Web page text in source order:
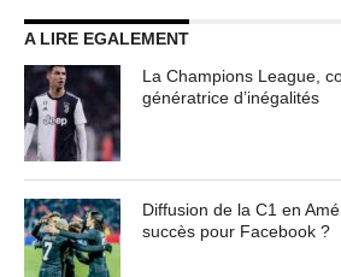
A LIRE EGALEMENT
La Champions League,
génératrice d’inégalités
Diffusion de la C1 en
succès pour Facebook ?